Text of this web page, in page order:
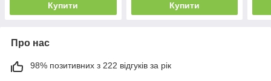
Купити Купити
Про нас
98% позитивних з 222 відгуків за рік